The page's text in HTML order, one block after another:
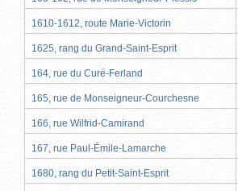
1610-1612, route Marie-Victorin
1625, rang du Grand-Saint-Esprit
164, rue du Curé-Ferland
165, rue de Monseigneur-Courchesne
166, rue Wilfrid-Camirand
167, rue Paul-Émile-Lamarche
1680, rang du Petit-Saint-Esprit